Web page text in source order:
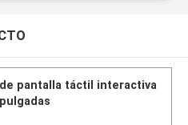
pantalla táctil interactiva